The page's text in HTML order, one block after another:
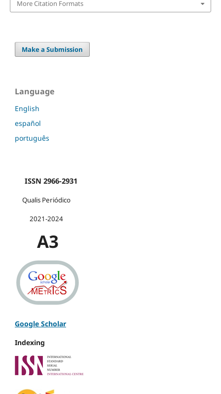
More Citation Formats
Make a Submission
Language
English
español
português
ISSN 2966-2931
Qualis Periódico
2021-2024
A3
Google Scholar
Indexing